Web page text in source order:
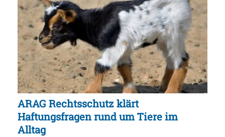
ARAG Rechtsschutz klärt
Haftungsfragen rund um Tiere im
Alltag